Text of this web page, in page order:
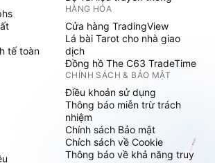
tế toàn
HÀNG HÓA
Cửa hàng TradingView
Lá bài Tarot cho nhà giao
dịch
Đồng hồ The C63 TradeTime
CHÍNH SÁCH & BẢO MẬT
Điều khoản sử dụng
Thông báo miễn trừ trách
nhiệm
Chính sách Bảo mật
Chích sách về Cookie
Thông báo về khả năng truy